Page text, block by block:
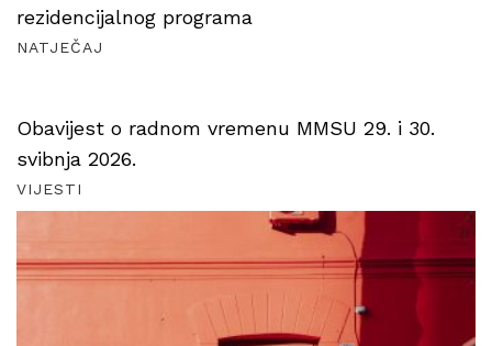
rezidencijalnog programa
NATJEČAJ
Obavijest o radnom vremenu MMSU 29. i 30.
svibnja 2026.
VIJESTI